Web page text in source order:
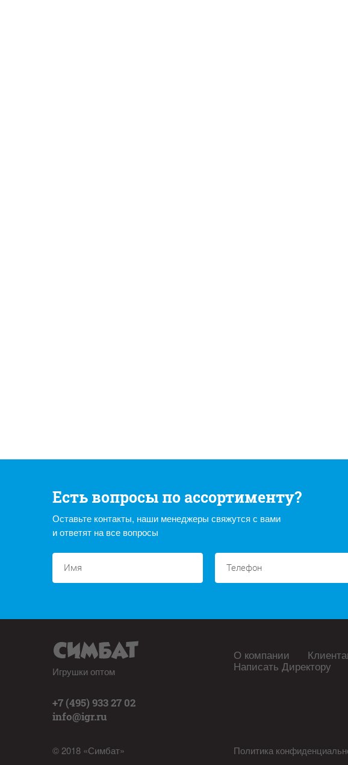
Есть вопросы по ассортименту?
Оставьте контакты, наши менеджеры свяжутся с вами
и ответят на все вопросы
Игрушки оптом
+7 (495) 933 27 02
info@igr.ru
© 2018 «Симбат»
О компании
Написать Директору
Политика